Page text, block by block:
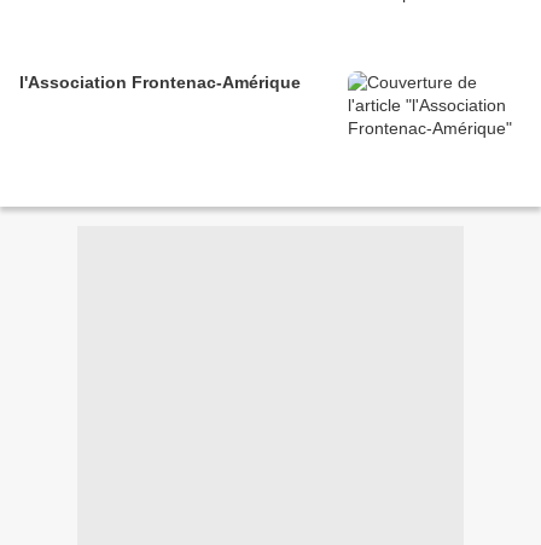
l'Association Frontenac-Amérique